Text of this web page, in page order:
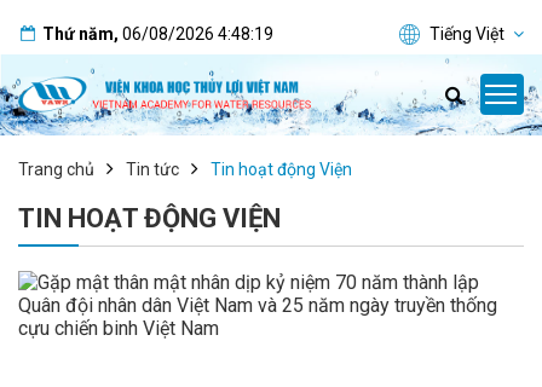
Thứ năm, 06/08/2026 4:48:19 Tiếng Việt
Trang chủ Tin tức Tin hoạt động Viện
TIN HOẠT ĐỘNG VIỆN